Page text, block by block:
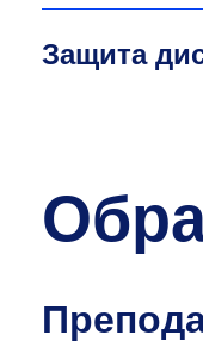
Защита